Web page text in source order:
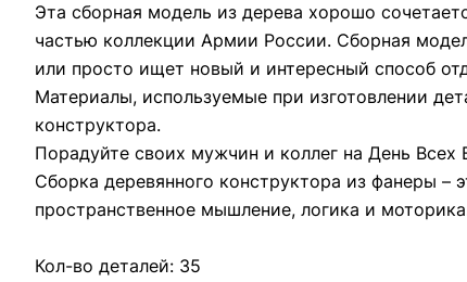
Эта сборная модель из дерева хорошо
частью коллекции Армии России. Сборная
или просто ищет новый и интересный способ
Материалы, используемые при изготовлении
конструктора.
Порадуйте своих мужчин и коллег на День
Сборка деревянного конструктора из фанеры –
пространственное мышление, логика и
Кол-во деталей: 35